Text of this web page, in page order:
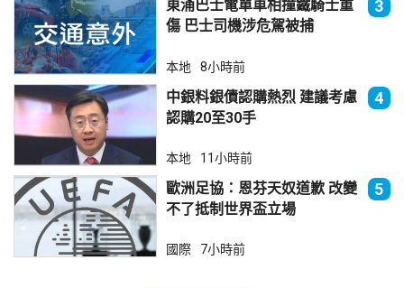
東涌巴士電單車相撞鐵騎士重
傷 巴士司機涉危駕被捕
3
本地 8小時前
中銀料銀債認購熱烈 建議考慮
認購20至30手
4
本地 11小時前
歐洲足協：恩芬天奴道歉 改變
不了抵制世界盃立場
5
國際 7小時前